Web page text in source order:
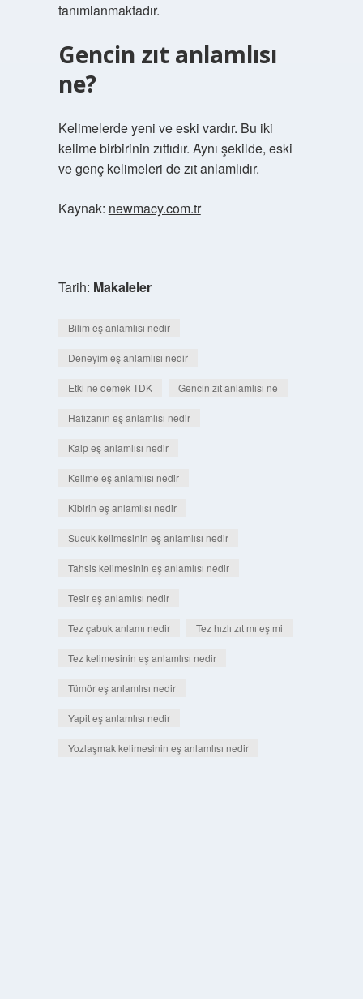
tanımlanmaktadır.
Gencin zıt anlamlısı
ne?
Kelimelerde yeni ve eski vardır. Bu iki
kelime birbirinin zıttıdır. Aynı şekilde, eski
ve genç kelimeleri de zıt anlamlıdır.
Kaynak: newmacy.com.tr
Tarih: Makaleler
Bilim eş anlamlısı nedir
Deneyim eş anlamlısı nedir
Etki ne demek TDK Gencin zıt anlamlısı ne
Hafızanın eş anlamlısı nedir
Kalp eş anlamlısı nedir
Kelime eş anlamlısı nedir
Kibirin eş anlamlısı nedir
Sucuk kelimesinin eş anlamlısı nedir
Tahsis kelimesinin eş anlamlısı nedir
Tesir eş anlamlısı nedir
Tez çabuk anlamı nedir Tez hızlı zıt mı eş mi
Tez kelimesinin eş anlamlısı nedir
Tümör eş anlamlısı nedir
Yapit eş anlamlısı nedir
Yozlaşmak kelimesinin eş anlamlısı nedir